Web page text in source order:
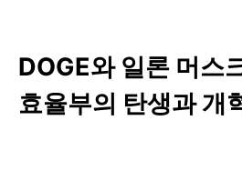
DOGE와 일론 머스
효율부의 탄생과 개